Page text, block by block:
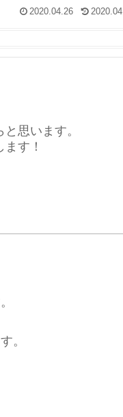
2020.04.26
思います。
す！
。